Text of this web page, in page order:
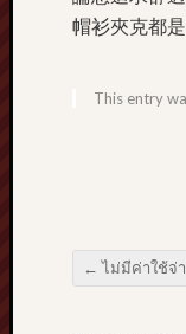
帽衫夾克都
This entry
Post
← ไม่มีค่าใช้จ่าย ที่อาจช่วยคุณตลอดก